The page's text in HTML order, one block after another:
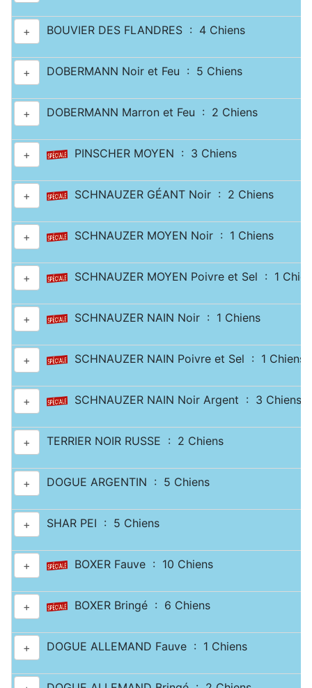
+ BOUVIER DES FLANDRES : 4 Chiens
+ DOBERMANN Noir et Feu : 5 Chiens
+ DOBERMANN Marron et Feu : 2 Chiens
+ PINSCHER MOYEN : 3 Chiens
+ SCHNAUZER GÉANT Noir : 2 Chiens
+ SCHNAUZER MOYEN Noir : 1 Chiens
+ SCHNAUZER MOYEN Poivre et Sel : 1
+ SCHNAUZER NAIN Noir : 1 Chiens
+ SCHNAUZER NAIN Poivre et Sel : 1 Chiens
+ SCHNAUZER NAIN Noir Argent : 3 Chiens
+ TERRIER NOIR RUSSE : 2 Chiens
+ DOGUE ARGENTIN : 5 Chiens
+ SHAR PEI : 5 Chiens
+ BOXER Fauve : 10 Chiens
+ BOXER Bringé : 6 Chiens
+ DOGUE ALLEMAND Fauve : 1 Chiens